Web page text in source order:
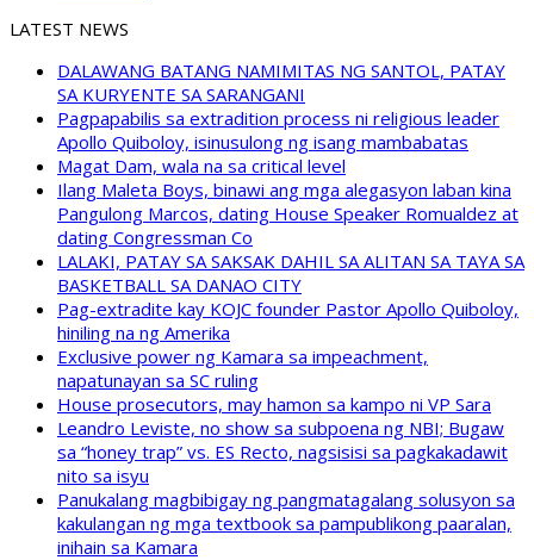
LATEST NEWS
DALAWANG BATANG NAMIMITAS NG SANTOL, PATAY
SA KURYENTE SA SARANGANI
Pagpapabilis sa extradition process ni religious leader
Apollo Quiboloy, isinusulong ng isang mambabatas
Magat Dam, wala na sa critical level
Ilang Maleta Boys, binawi ang mga alegasyon laban kina
Pangulong Marcos, dating House Speaker Romualdez at
dating Congressman Co
LALAKI, PATAY SA SAKSAK DAHIL SA ALITAN SA TAYA SA
BASKETBALL SA DANAO CITY
Pag-extradite kay KOJC founder Pastor Apollo Quiboloy,
hiniling na ng Amerika
Exclusive power ng Kamara sa impeachment,
napatunayan sa SC ruling
House prosecutors, may hamon sa kampo ni VP Sara
Leandro Leviste, no show sa subpoena ng NBI; Bugaw
sa “honey trap” vs. ES Recto, nagsisisi sa pagkakadawit
nito sa isyu
Panukalang magbibigay ng pangmatagalang solusyon sa
kakulangan ng mga textbook sa pampublikong paaralan,
inihain sa Kamara